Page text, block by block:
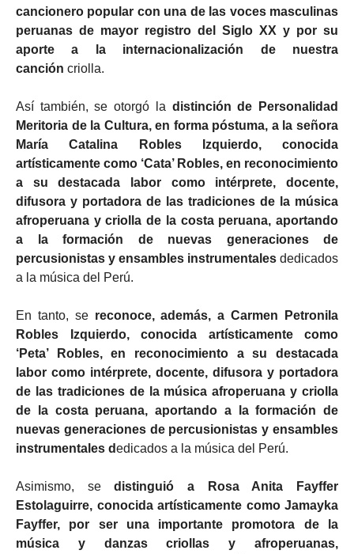
cancionero popular con una de las voces masculinas
peruanas de mayor registro del Siglo XX y por su
aporte a la internacionalización de nuestra
canción criolla.
Así también, se otorgó la distinción de Personalidad
Meritoria de la Cultura, en forma póstuma, a la señora
María Catalina Robles Izquierdo, conocida
artísticamente como ‘Cata’ Robles, en reconocimiento
a su destacada labor como intérprete, docente,
difusora y portadora de las tradiciones de la música
afroperuana y criolla de la costa peruana, aportando
a la formación de nuevas generaciones de
percusionistas y ensambles instrumentales dedicados
a la música del Perú.
En tanto, se reconoce, además, a Carmen Petronila
Robles Izquierdo, conocida artísticamente como
‘Peta’ Robles, en reconocimiento a su destacada
labor como intérprete, docente, difusora y portadora
de las tradiciones de la música afroperuana y criolla
de la costa peruana, aportando a la formación de
nuevas generaciones de percusionistas y ensambles
instrumentales dedicados a la música del Perú.
Asimismo, sedistinguió a Rosa Anita Fayffer
Estolaguirre, conocida artísticamente como Jamayka
Fayffer, por ser una importante promotora de la
música y danzas criollas y afroperuanas,